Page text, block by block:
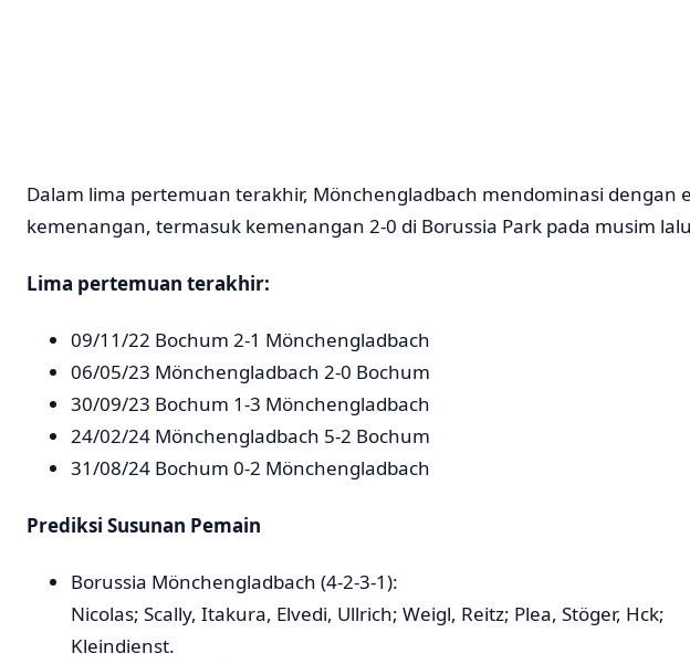
Dalam lima pertemuan terakhir, Mönchengladbach mendominasi dengan
kemenangan, termasuk kemenangan 2-0 di Borussia Park pada musim
Lima pertemuan terakhir:
09/11/22 Bochum 2-1 Mönchengladbach
06/05/23 Mönchengladbach 2-0 Bochum
30/09/23 Bochum 1-3 Mönchengladbach
24/02/24 Mönchengladbach 5-2 Bochum
31/08/24 Bochum 0-2 Mönchengladbach
Prediksi Susunan Pemain
Borussia Mönchengladbach (4-2-3-1):
Nicolas; Scally, Itakura, Elvedi, Ullrich; Weigl, Reitz; Plea, Stöger, Hck;
Kleindienst.